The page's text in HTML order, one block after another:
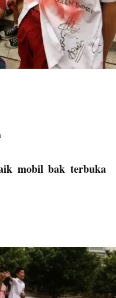
mobil bak terbuka